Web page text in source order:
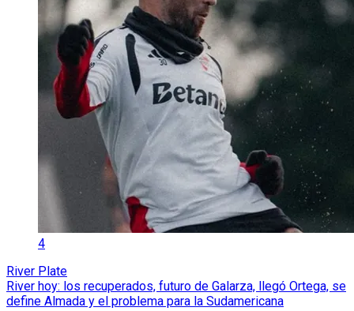
4
River Plate
River hoy: los recuperados, futuro de Galarza, llegó Ortega, se
define Almada y el problema para la Sudamericana